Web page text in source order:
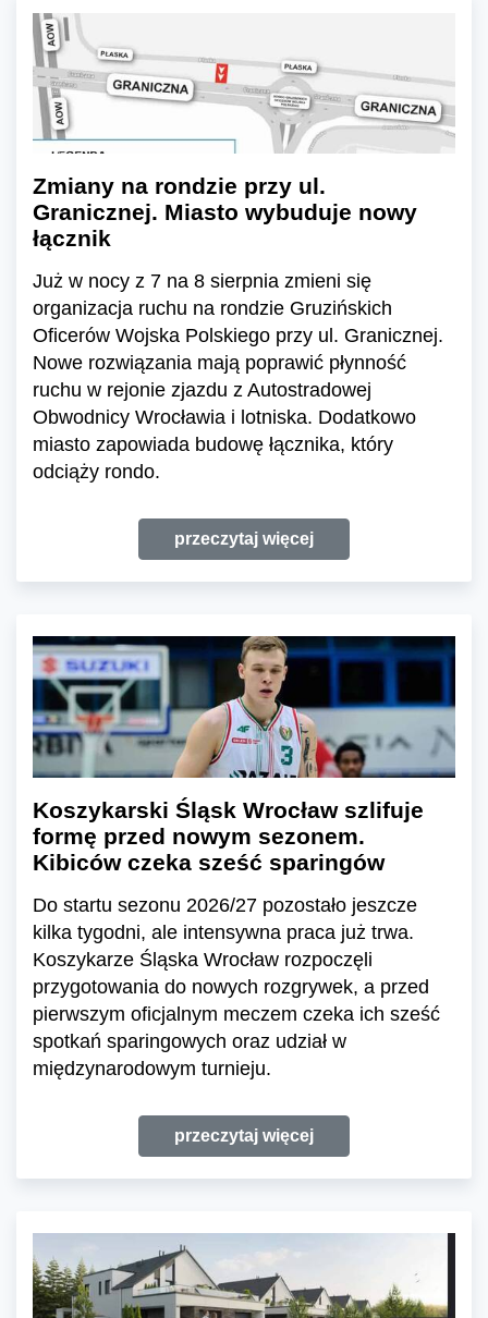
Zmiany na rondzie przy ul.
Granicznej. Miasto wybuduje nowy
łącznik
Już w nocy z 7 na 8 sierpnia zmieni się
organizacja ruchu na rondzie Gruzińskich
Oficerów Wojska Polskiego przy ul. Granicznej.
Nowe rozwiązania mają poprawić płynność
ruchu w rejonie zjazdu z Autostradowej
Obwodnicy Wrocławia i lotniska. Dodatkowo
miasto zapowiada budowę łącznika, który
odciąży rondo.
przeczytaj więcej
Koszykarski Śląsk Wrocław szlifuje
formę przed nowym sezonem.
Kibiców czeka sześć sparingów
Do startu sezonu 2026/27 pozostało jeszcze
kilka tygodni, ale intensywna praca już trwa.
Koszykarze Śląska Wrocław rozpoczęli
przygotowania do nowych rozgrywek, a przed
pierwszym oficjalnym meczem czeka ich sześć
spotkań sparingowych oraz udział w
międzynarodowym turnieju.
przeczytaj więcej